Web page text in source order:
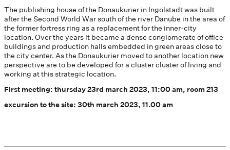
The publishing house of the Donaukurier in Ingolstadt was built
after the Second World War south of the river Danube in the area of
the former fortress ring as a replacement for the inner-city
location. Over the years it became a dense conglomerate of office
buildings and production halls embedded in green areas close to
the city center. As the Donaukurier moved to another location new
perspective are to be developed for a cluster cluster of living and
working at this strategic location.
First meeting: thursday 23rd march 2023, 11:00 am, room 213
excursion to the site: 30th march 2023, 11.00 am